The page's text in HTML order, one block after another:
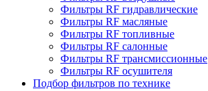
Фильтры RF гидравлические
Фильтры RF масляные
Фильтры RF топливные
Фильтры RF салонные
Фильтры RF трансмиссионные
Фильтры RF осушителя
Подбор фильтров по технике